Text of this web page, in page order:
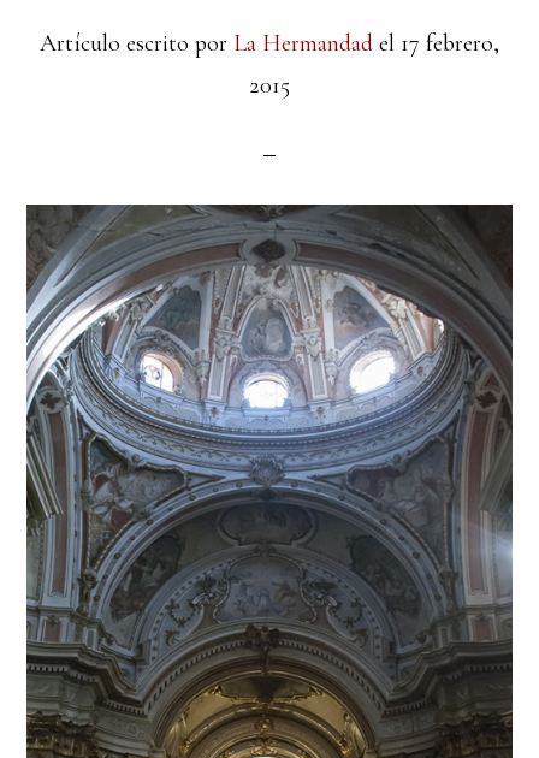
Artículo escrito por La Hermandad el 17 febrero,
2015